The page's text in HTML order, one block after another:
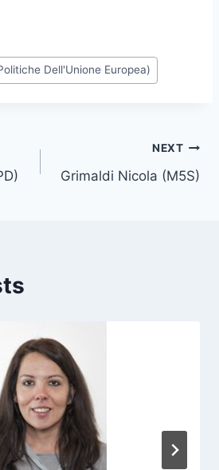
Dell'Unione Europea)
NEXT
Grimaldi Nicola (M5S)